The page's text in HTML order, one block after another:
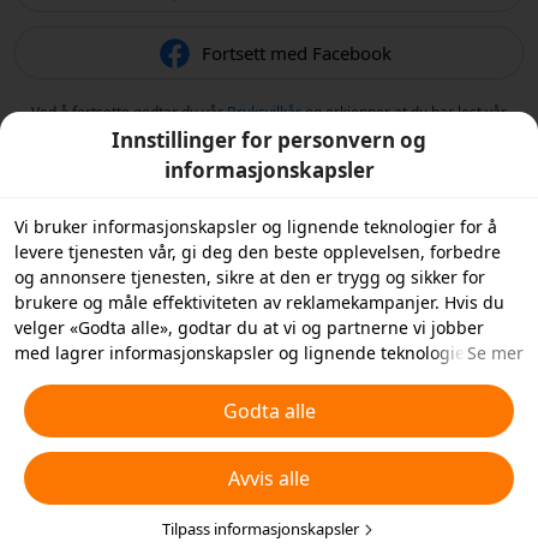
Fortsett med Facebook
Ved å fortsette godtar du vårBruksvilkårog erkjenner at du har lest vår
Retningslinjer for personvern.
Innstillinger for personvern og
informasjonskapsler
Vi bruker informasjonskapsler og lignende teknologier for å
levere tjenesten vår, gi deg den beste opplevelsen, forbedre
og annonsere tjenesten, sikre at den er trygg og sikker for
brukere og måle effektiviteten av reklamekampanjer. Hvis du
velger «Godta alle», godtar du at vi og partnerne vi jobber
med lagrer informasjonskapsler og lignende teknologier på
informasjonskapsler som ikke er helt nødvendige, eller velge
hvilke typer informasjonskapsler du ønsker å godta eller
deaktivere ved å klikke på «Tilpass informasjonskapsler»
nedenfor eller når som helst under dine
personverninnstillinger. For mer informasjon, se våre
informasjonskapsler og lignende teknologier
Se mer
Godta alle
Avvis alle
Tilpass informasjonskapsler